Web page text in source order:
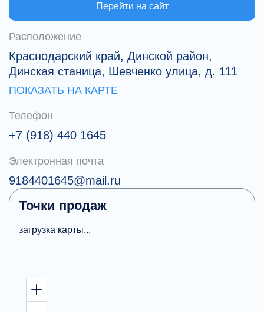
Перейти на сайт
Расположение
Краснодарский край, Динской район,
Динская станица, Шевченко улица, д. 111
ПОКАЗАТЬ НА КАРТЕ
Телефон
+7 (918) 440 1645
Электронная почта
9184401645@mail.ru
Точки продаж
загрузка карты...